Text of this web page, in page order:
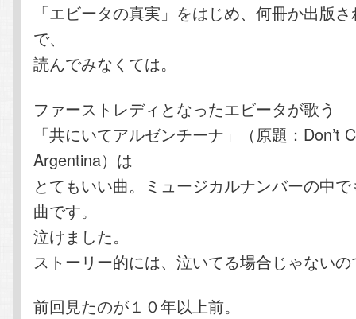
「エビータの真実」をはじめ、何冊か出版
で、
読んでみなくては。
ファーストレディとなったエビータが歌う
「共にいてアルゼンチーナ」（原題：Don’t
Argentina）は
とてもいい曲。ミュージカルナンバーの中
曲です。
泣けました。
ストーリー的には、泣いてる場合じゃない
前回見たのが１０年以上前。